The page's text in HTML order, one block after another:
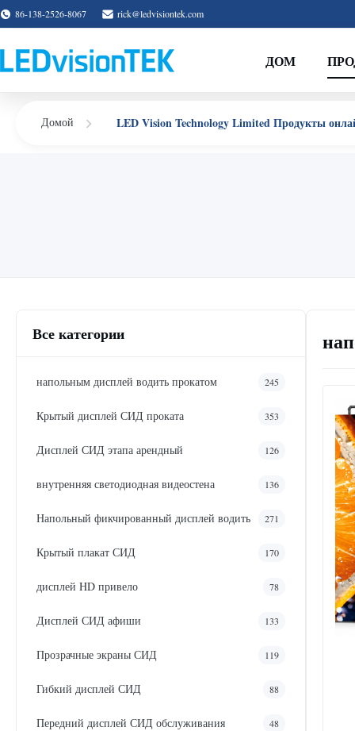
86-138-2526-8067 rick@ledvisiontek.com
ДОМ
Домой LED Vision Technology Limited Продукты
Все категории
напольным дисплей водить прокатом 245
Крытый дисплей СИД проката 353
Дисплей СИД этапа арендный 126
внутренняя светодиодная видеостена 136
Напольный фикчированный дисплей водить 271
Крытый плакат СИД 170
дисплей HD привело 78
Дисплей СИД афиши 133
Прозрачные экраны СИД 119
Гибкий дисплей СИД 88
Передний дисплей СИД обслуживания 48